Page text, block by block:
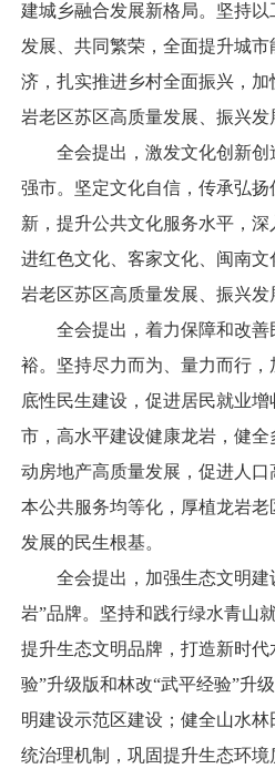
建城乡融合发展新格局。坚持
发展、共同繁荣，全面提升城
济，扎实推进乡村全面振兴，
岩老区苏区高质量发展、振兴发
全会提出，激发文化创新创
强市。坚定文化自信，传承弘扬
新，提升公共文化服务水平，
进红色文化、客家文化、闽南
岩老区苏区高质量发展、振兴发
全会提出，着力保障和改善
裕。坚持尽力而为、量力而行
底性民生建设，促进居民就业
市，高水平建设健康龙岩，健
动房地产高质量发展，促进人
本公共服务均等化，厚植龙岩
发展的民生根基。
全会提出，加强生态文明建
岩”品牌。坚持和践行绿水青山
提升生态文明品牌，打造新时
验”升级版和林改“武平经验”升
明建设示范区建设；健全山水
统治理机制，巩固提升生态环